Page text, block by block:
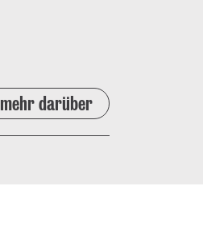
mehr darüber